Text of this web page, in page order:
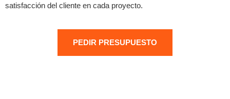
satisfacción del cliente en cada proyecto.
PEDIR PRESUPUESTO